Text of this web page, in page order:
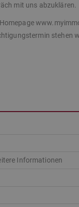
mit uns abzuklären.
stehen
Informationen